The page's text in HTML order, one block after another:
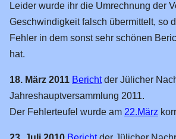
Leider wurde ihr die Umrechnung der
Geschwindigkeit falsch übermittelt, so
Fehler in dem sonst sehr schönen
hat.
18. März 2011 Berichtder Jülicher
Jahreshauptversammlung 2011.
Der Fehlerteufel wurde am 22.März